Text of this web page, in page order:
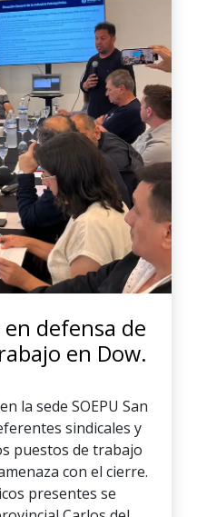
defensa de
en Dow.
la sede SOEPU San
sindicales y
puestos de trabajo
con el cierre.
presentes se